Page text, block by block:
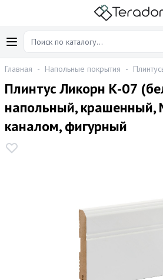
Главная - Напольные покрытия -
Плинтус Ликорн К-07
напольный, крашенный,
каналом, фигурный